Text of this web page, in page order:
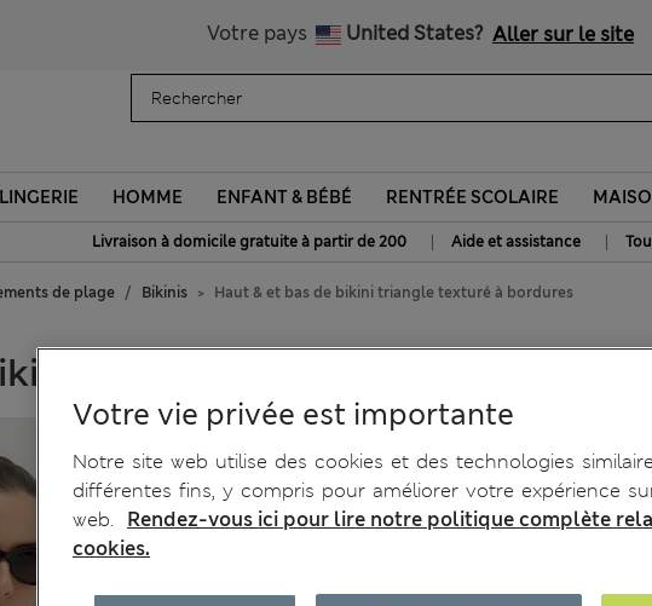
Votre pays United States? Aller sur le site
LINGERIE HOMME ENFANT & BÉBÉ RENTRÉE SCOLAIRE
Livraison à domicile gratuite à partir de 200 | Aide et assistance |
de plage Bikinis Haut & et bas de bikini triangle texturé à bordures
triangle texturé à bordures
Votre vie privée est importante
Notre site web utilise des cookies et des technologies
différentes fins, y compris pour améliorer votre expérience
web.
Rendez-vous ici pour lire notre politique complète
cookies.